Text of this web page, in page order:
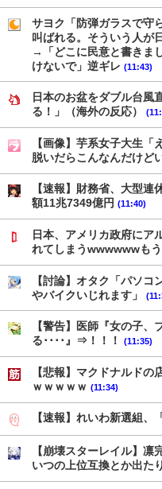
サヨク「防弾ガラスで守
叫ばれる。そういう人が
→「どこに民意と書きま
けないで」逆ギレ (11:43)
日本のお盆をダブル台
る！」（海外の反応）
【画像】芋系女子大生
脱いだらこんなんだけど
【速報】財務省、大型
額11兆7349億円 (11:40)
日本、アメリカ政府にア
れてしまうwwwwwwも
【討論】オタク「パソ
やバイクいじれます」
【警告】医師『女の子
る････』⇒！！！
(11:35)
【悲報】マクドナルドの
ｗｗｗｗｗ (11:34)
【速報】れいわ新選組
【崩壊スターレイル】凛
いつの上位互換とか出た